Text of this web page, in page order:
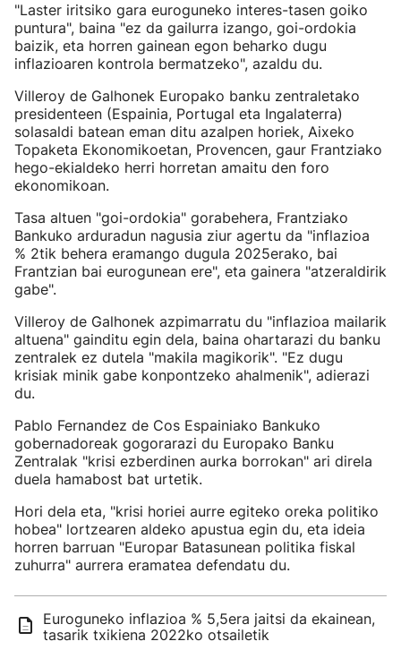
"Laster iritsiko gara euroguneko interes-tasen goiko
puntura", baina "ez da gailurra izango, goi-ordokia
baizik, eta horren gainean egon beharko dugu
inflazioaren kontrola bermatzeko", azaldu du.
Villeroy de Galhonek Europako banku zentraletako
presidenteen (Espainia, Portugal eta Ingalaterra)
solasaldi batean eman ditu azalpen horiek, Aixeko
Topaketa Ekonomikoetan, Provencen, gaur Frantziako
hego-ekialdeko herri horretan amaitu den foro
ekonomikoan.
Tasa altuen "goi-ordokia" gorabehera, Frantziako
Bankuko arduradun nagusia ziur agertu da "inflazioa
% 2tik behera eramango dugula 2025erako, bai
Frantzian bai eurogunean ere", eta gainera "atzeraldirik
gabe".
Villeroy de Galhonek azpimarratu du "inflazioa mailarik
altuena" gainditu egin dela, baina ohartarazi du banku
zentralek ez dutela "makila magikorik". "Ez dugu
krisiak minik gabe konpontzeko ahalmenik", adierazi
du.
Pablo Fernandez de Cos Espainiako Bankuko
gobernadoreak gogorarazi du Europako Banku
Zentralak "krisi ezberdinen aurka borrokan" ari direla
duela hamabost bat urtetik.
Hori dela eta, "krisi horiei aurre egiteko oreka politiko
hobea" lortzearen aldeko apustua egin du, eta ideia
horren barruan "Europar Batasunean politika fiskal
zuhurra" aurrera eramatea defendatu du.
Euroguneko inflazioa % 5,5era jaitsi da ekainean,
tasarik txikiena 2022ko otsailetik